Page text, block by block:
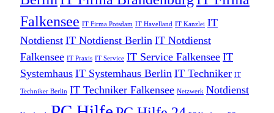
Falkensee IT Firma Potsdam IT Havelland IT Kanzlei IT
Notdienst IT Notdienst Berlin IT Notdienst
Falkensee IT Praxis IT Service IT Service Falkensee IT
Systemhaus IT Systemhaus Berlin IT Techniker IT
Techniker Berlin IT Techniker Falkensee Netzwerk Notdienst